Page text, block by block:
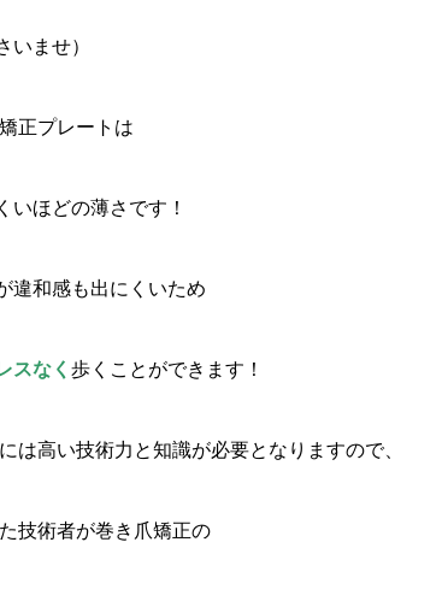
いませ）
正プレートは
いほどの薄さです！
違和感も出にくいため
スなく 歩くことができます！
は高い技術力と知識が必要となりますので、
技術者が巻き爪矯正の